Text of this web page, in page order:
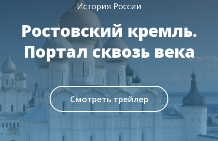
История России
Ростовский кремль.
Портал сквозь века
Смотреть трейлер